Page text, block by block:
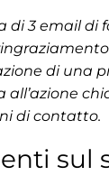
di 3 email di
di una
di contatto.
sul